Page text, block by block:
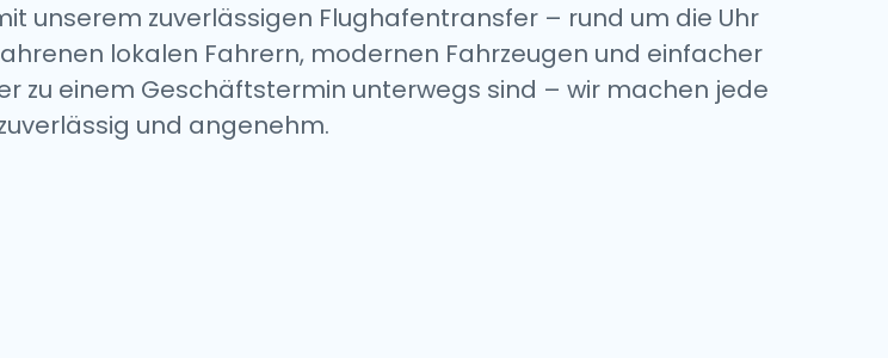
unserem zuverlässigen Flughafentransfer – rund um die Uhr
lokalen Fahrern, modernen Fahrzeugen und einfacher
zu einem Geschäftstermin unterwegs sind – wir machen jede
und angenehm.